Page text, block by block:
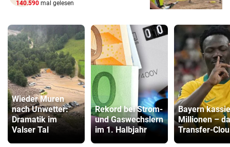
140.590 mal gelesen
Wieder Muren
nach Unwetter:
Dramatik im
Valser Tal
Rekord bei Strom-
und Gaswechslern
im 1. Halbjahr
Bayern
Millionen –
Transfer-Clou